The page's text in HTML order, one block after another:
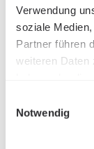
Verwendung
soziale
Partner führen
weiteren Daten
Notwendig